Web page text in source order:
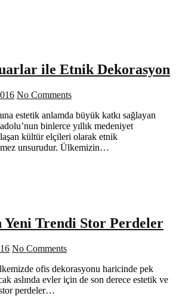
ile Etnik Dekorasyon
No Comments
estetik anlamda büyük katkı sağlayan
binlerce yıllık medeniyet
kültür elçileri olarak etnik
unsurudur. Ülkemizin…
Yeni Trendi Stor Perdeler
No Comments
ofis dekorasyonu haricinde pek
aslında evler için de son derece estetik ve
perdeler…